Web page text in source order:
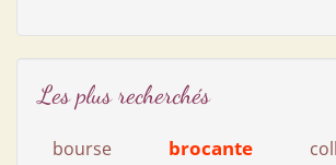
Les plus recherchés
bourse brocante